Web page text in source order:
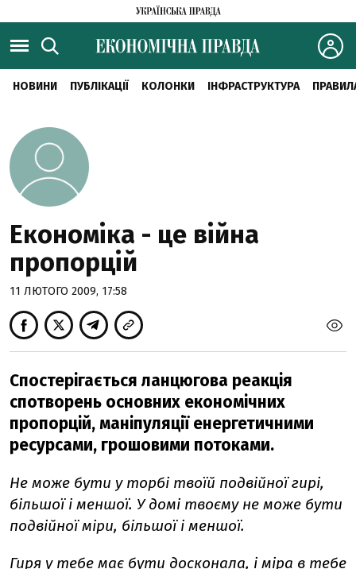
НОВИНИ ПУБЛІКАЦІЇ КОЛОНКИ ІНФРАСТРУКТУРА
Економіка - це війна
пропорцій
11 ЛЮТОГО 2009, 17:58
Спостерігається ланцюгова реакція
спотворень основних економічних
пропорцій, маніпуляції енергетичними
ресурсами, грошовими потоками.
Не може бути у торбі твоїй подвійної гирі,
більшої і меншої. У домі твоєму не може бути
подвійної міри, більшої і меншої.
Гиря у тебе має бути досконала, і міра в тебе